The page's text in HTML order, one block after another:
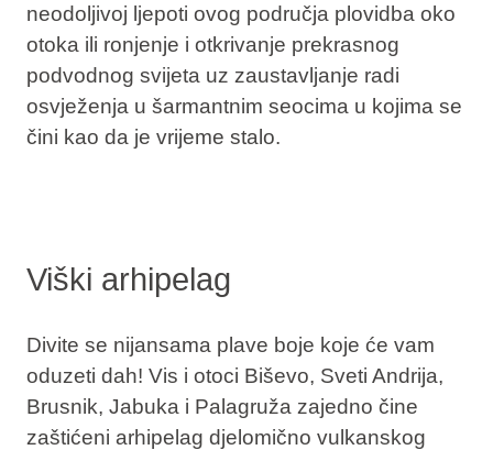
neodoljivoj ljepoti ovog područja plovidba oko
otoka ili ronjenje i otkrivanje prekrasnog
podvodnog svijeta uz zaustavljanje radi
osvježenja u šarmantnim seocima u kojima se
čini kao da je vrijeme stalo.
Viški arhipelag
Divite se nijansama plave boje koje će vam
oduzeti dah! Vis i otoci Biševo, Sveti Andrija,
Brusnik, Jabuka i Palagruža zajedno čine
zaštićeni arhipelag djelomično vulkanskog